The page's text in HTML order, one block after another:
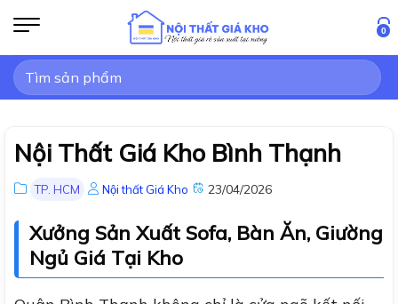
qua
nội
dung
0
Tìm
kiếm:
Nội Thất Giá Kho Bình Thạnh
TP. HCM Nội thất Giá Kho 23/04/2026
Xưởng Sản Xuất Sofa, Bàn Ăn, Giường
Ngủ Giá Tại Kho